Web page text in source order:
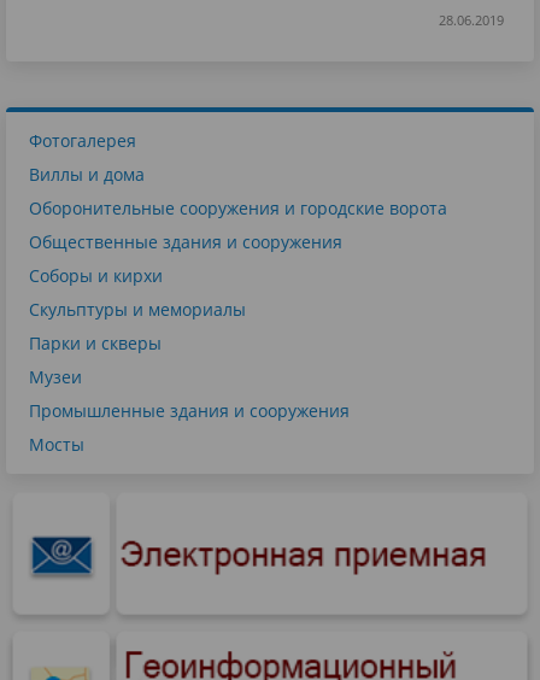
28.06.2019
Фотогалерея
Виллы и дома
Оборонительные сооружения и городские ворота
Общественные здания и сооружения
Соборы и кирхи
Скульптуры и мемориалы
Парки и скверы
Музеи
Промышленные здания и сооружения
Мосты